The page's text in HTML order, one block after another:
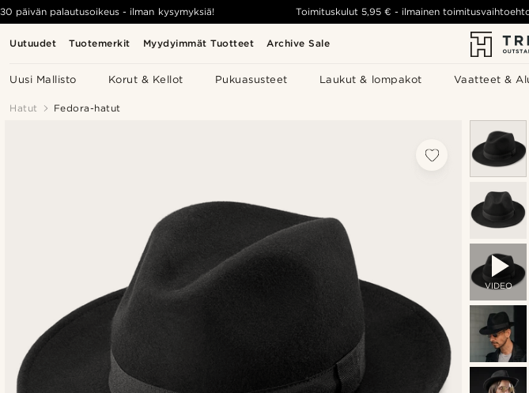
Uutuudet Tuotemerkit Myydyimmät Tuotteet Archive Sale
Uusi Mallisto Korut & Kellot Pukuasusteet Laukut & lompakot Vaatteet &
30 päivän palautusoikeus - ilman kysymyksiä! Toimituskulut 5,95 € - ilmainen
Hatut Fedora-hatut
VIDEO